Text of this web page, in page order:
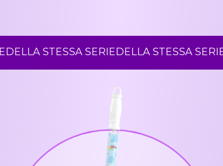
STESSA SERIEDELLA STESSA SERIE